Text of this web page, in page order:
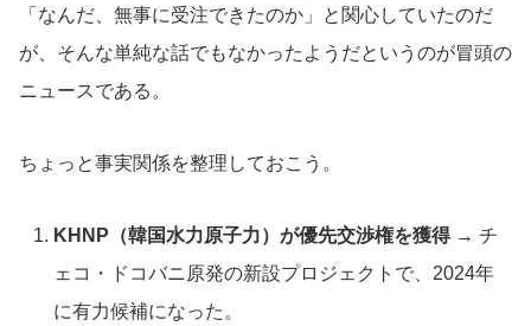
「なんだ、無事に受注できたのか」と関心していたのだ
が、そんな単純な話でもなかったようだというのが冒頭の
ニュースである。
ちょっと事実関係を整理しておこう。
KHNP（韓国水力原子力）が優先交渉権を獲得→ チ
ェコ・ドコバニ原発の新設プロジェクトで、2024年
に有力候補になった。